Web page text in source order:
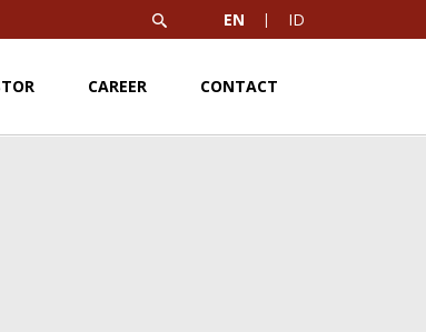
EN ID
CAREER CONTACT